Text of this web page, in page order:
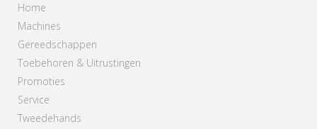
Home
Machines
Gereedschappen
Toebehoren & Uitrustingen
Promoties
Service
Tweedehands